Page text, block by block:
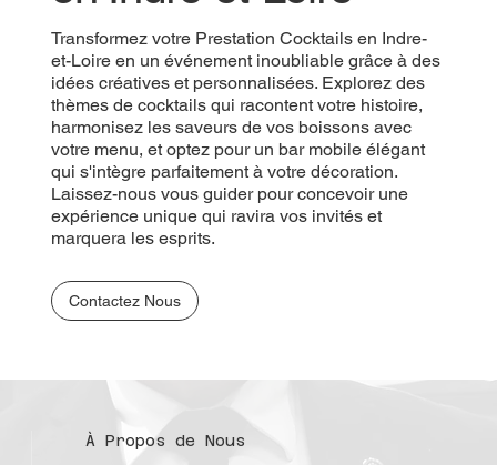
Transformez votre Prestation Cocktails en Indre-
et-Loire en un événement inoubliable grâce à des
idées créatives et personnalisées. Explorez des
thèmes de cocktails qui racontent votre histoire,
harmonisez les saveurs de vos boissons avec
votre menu, et optez pour un bar mobile élégant
qui s'intègre parfaitement à votre décoration.
Laissez-nous vous guider pour concevoir une
expérience unique qui ravira vos invités et
marquera les esprits.
Contactez Nous
À Propos de Nous